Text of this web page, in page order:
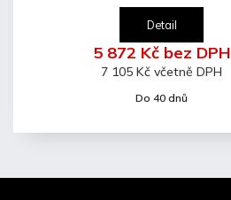
Do 40 dnů
7 105 Kč včetně DPH
5 872 Kč bez DPH
Detail